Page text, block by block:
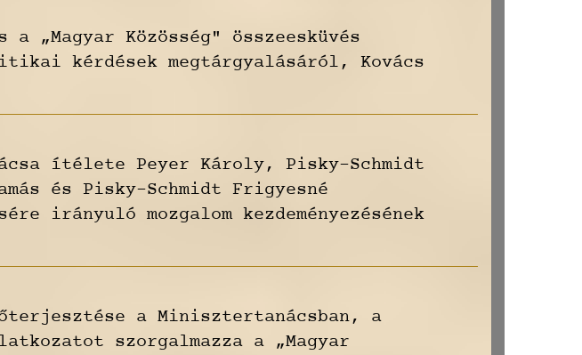
Közösség" összeesküvés
kérdések megtárgyalásáról, Kovács
ítélete Peyer Károly, Pisky-Schmidt
és Pisky-Schmidt Frigyesné
irányuló mozgalom kezdeményezésének
a Minisztertanácsban, a
szorgalmazza a „Magyar